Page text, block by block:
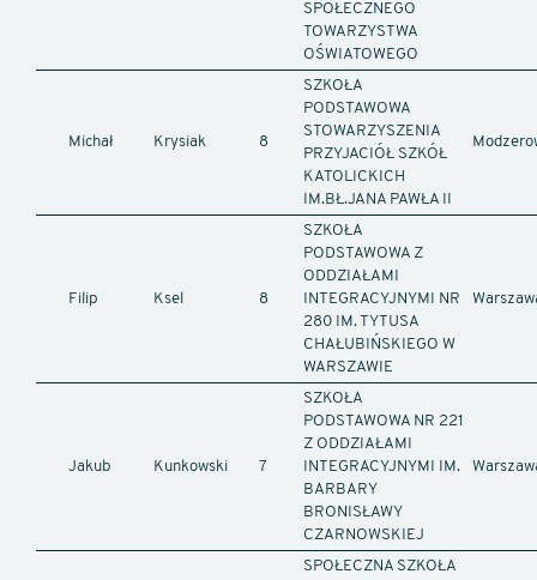
SPOŁECZNEGO
TOWARZYSTWA
OŚWIATOWEGO
Michał Krysiak 8
SZKOŁA
PODSTAWOWA
STOWARZYSZENIA
PRZYJACIÓŁ SZKÓŁ
KATOLICKICH
IM.BŁ.JANA PAWŁA II
Filip Ksel 8
SZKOŁA
PODSTAWOWA Z
ODDZIAŁAMI
INTEGRACYJNYMI NR
280 IM. TYTUSA
CHAŁUBIŃSKIEGO W
WARSZAWIE
Jakub Kunkowski 7
SZKOŁA
PODSTAWOWA NR 221
Z ODDZIAŁAMI
INTEGRACYJNYMI IM.
BARBARY
BRONISŁAWY
CZARNOWSKIEJ
SPOŁECZNA SZKOŁA